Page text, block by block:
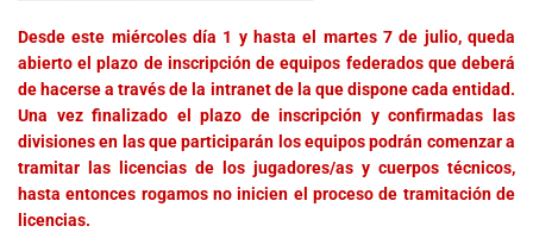
Desde este miércoles día 1 y hasta el martes 7 de julio, queda
abierto el plazo de inscripción de equipos federados que deberá
de hacerse a través de la intranet de la que dispone cada entidad.
Una vez finalizado el plazo de inscripción y confirmadas las
divisiones en las que participarán los equipos podrán comenzar a
tramitar las licencias de los jugadores/as y cuerpos técnicos,
hasta entonces rogamos no inicien el proceso de tramitación de
licencias.